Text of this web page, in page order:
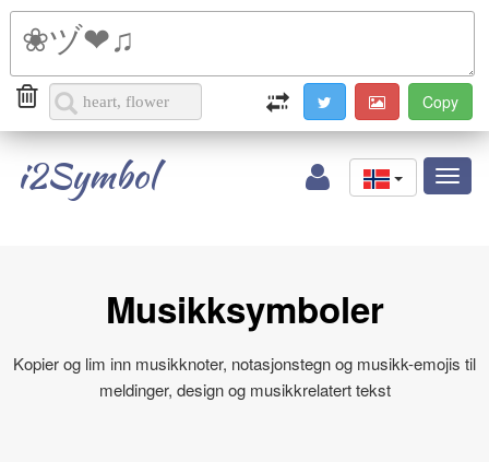
i2Symbol
Musikksymboler
Kopier og lim inn musikknoter, notasjonstegn og musikk-emojis til
meldinger, design og musikkrelatert tekst